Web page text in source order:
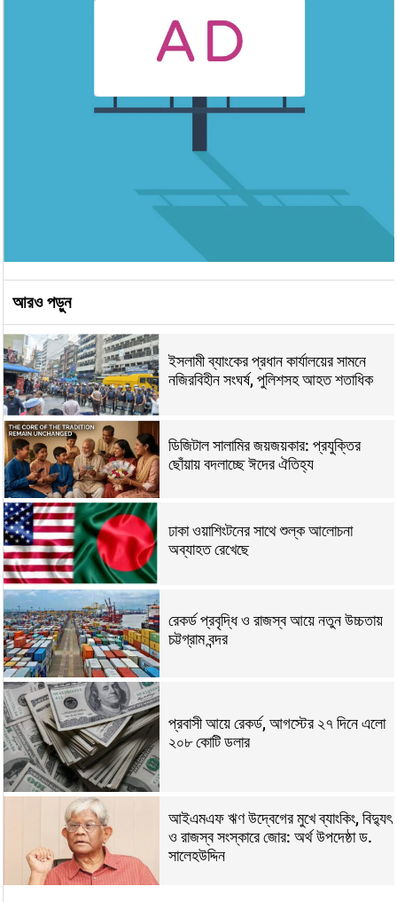
আরও পড়ুন
ইসলামী ব্যাংকের প্রধান কার্যালয়ের সামনে
নজিরবিহীন সংঘর্ষ, পুলিশসহ আহত শতাধিক
ডিজিটাল সালামির জয়জয়কার: প্রযুক্তির
ছোঁয়ায় বদলাচ্ছে ঈদের ঐতিহ্য
ঢাকা ওয়াশিংটনের সাথে শুল্ক আলোচনা
অব্যাহত রেখেছে
রেকর্ড প্রবৃদ্ধি ও রাজস্ব আয়ে নতুন উচ্চতায়
চট্টগ্রাম বন্দর
প্রবাসী আয়ে রেকর্ড, আগস্টের ২৭ দিনে এলো
২০৮ কোটি ডলার
আইএমএফ ঋণ উদ্বেগের মুখে ব্যাংকিং, বিদ্যুৎ
ও রাজস্ব সংস্কারে জোর: অর্থ উপদেষ্ঠা ড.
সালেহউদ্দিন